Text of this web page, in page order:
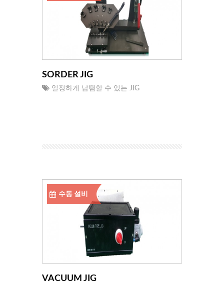
SORDER JIG
일정하게 납땜할 수 있는 JIG
수동 설비
VACUUM JIG